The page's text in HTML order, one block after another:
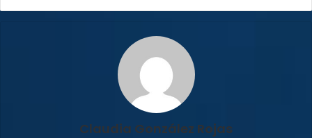
Claudia González Rojas